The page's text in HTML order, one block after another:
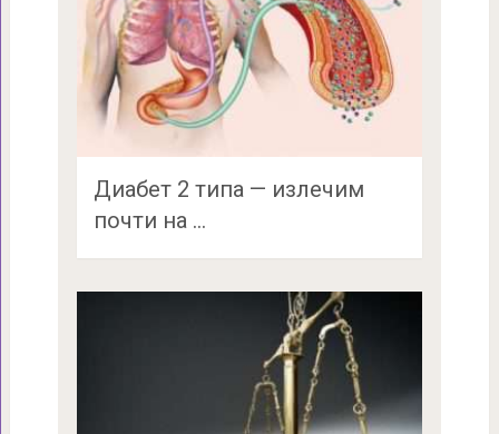
Диабет 2 типа — излечим
почти на …